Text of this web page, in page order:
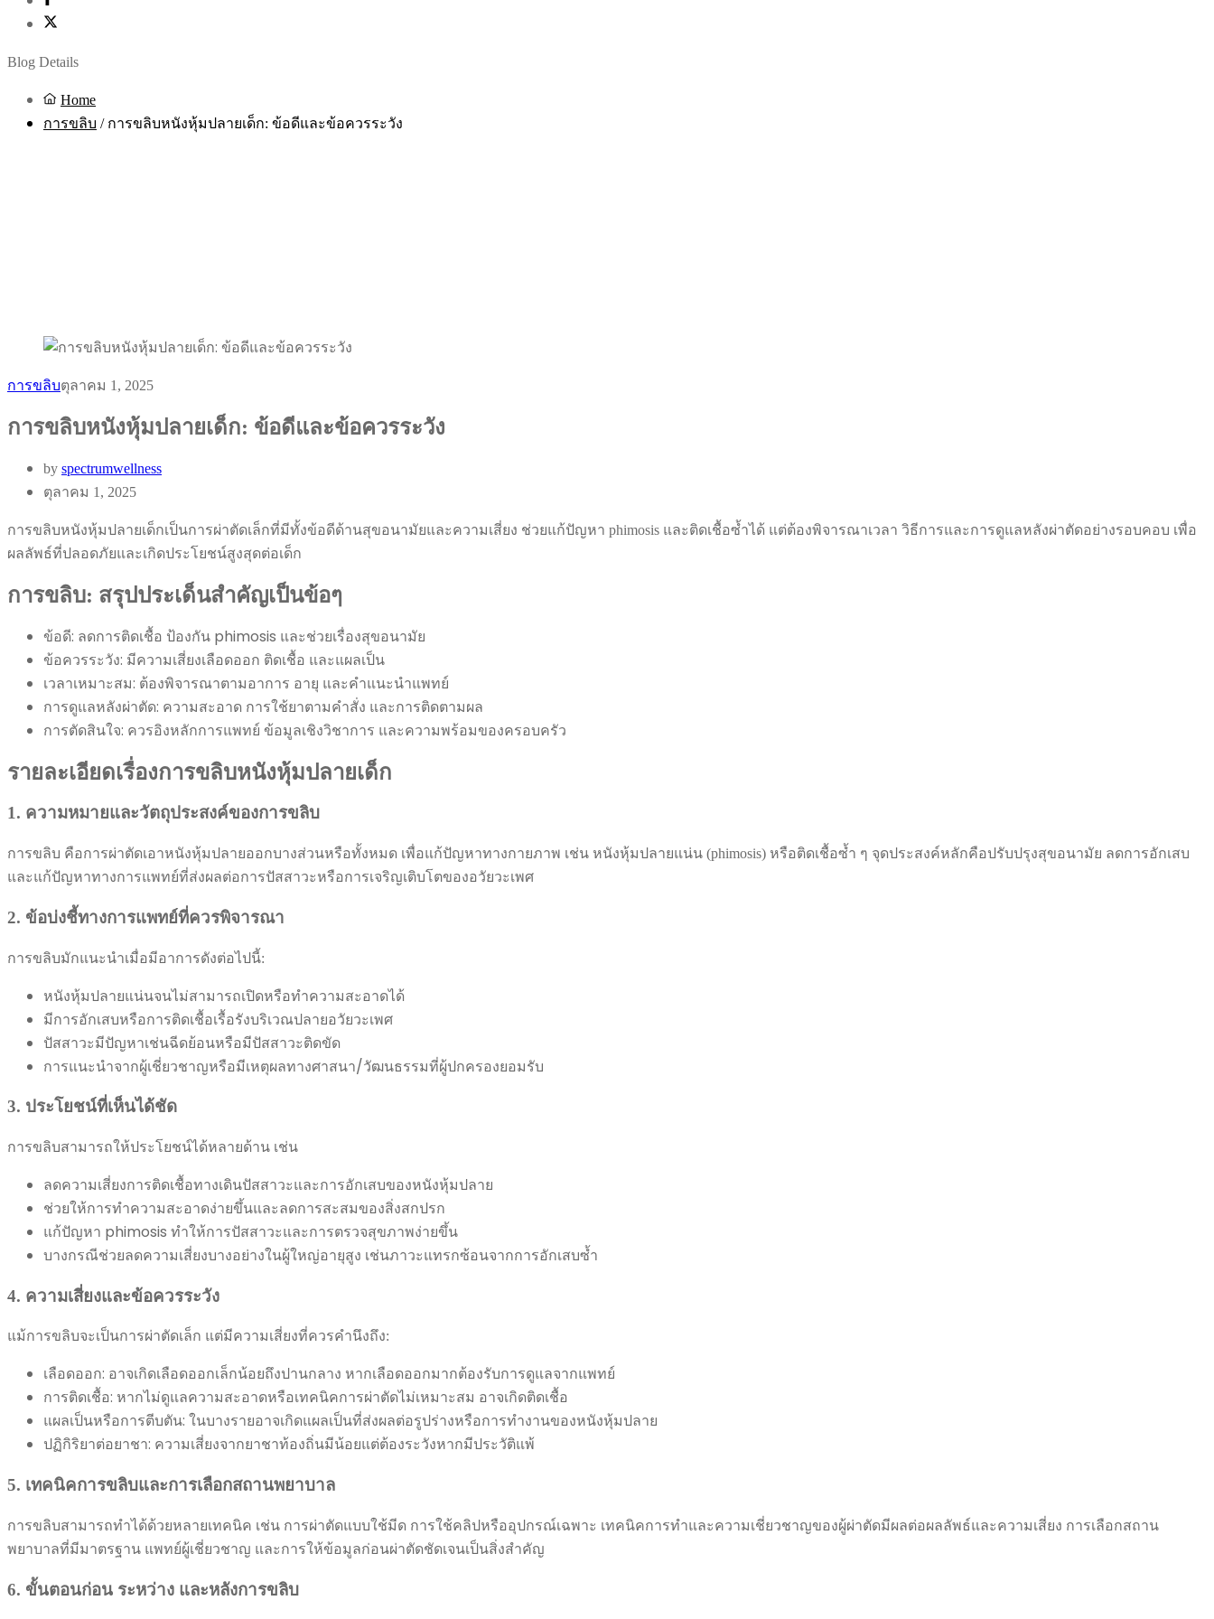
Blog Details
Home
การขลิบ / การขลิบหนังหุ้มปลายเด็ก: ข้อดีและข้อควรระวัง
การขลิบตุลาคม 1, 2025
การขลิบหนังหุ้มปลายเด็ก: ข้อดีและข้อควรระวัง
by spectrumwellness
ตุลาคม 1, 2025
การขลิบหนังหุ้มปลายเด็กเป็นการผ่าตัดเล็กที่มีทั้งข้อดีด้านสุขอนามัยและความเสี่ยง ช่วยแก้ปัญหา phimosis และติดเชื้อซ้ำได้ แต่ต้องพิจารณาเวลา วิธีการและการดูแลหลังผ่าตัดอย่างรอบคอบ เพื่อ
ผลลัพธ์ที่ปลอดภัยและเกิดประโยชน์สูงสุดต่อเด็ก
การขลิบ: สรุปประเด็นสำคัญเป็นข้อๆ
ข้อดี: ลดการติดเชื้อ ป้องกัน phimosis และช่วยเรื่องสุขอนามัย
ข้อควรระวัง: มีความเสี่ยงเลือดออก ติดเชื้อ และแผลเป็น
เวลาเหมาะสม: ต้องพิจารณาตามอาการ อายุ และคำแนะนำแพทย์
การดูแลหลังผ่าตัด: ความสะอาด การใช้ยาตามคำสั่ง และการติดตามผล
การตัดสินใจ: ควรอิงหลักการแพทย์ ข้อมูลเชิงวิชาการ และความพร้อมของครอบครัว
รายละเอียดเรื่องการขลิบหนังหุ้มปลายเด็ก
1. ความหมายและวัตถุประสงค์ของการขลิบ
การขลิบ คือการผ่าตัดเอาหนังหุ้มปลายออกบางส่วนหรือทั้งหมด เพื่อแก้ปัญหาทางกายภาพ เช่น หนังหุ้มปลายแน่น (phimosis) หรือติดเชื้อซ้ำ ๆ จุดประสงค์หลักคือปรับปรุงสุขอนามัย ลดการอักเสบ
และแก้ปัญหาทางการแพทย์ที่ส่งผลต่อการปัสสาวะหรือการเจริญเติบโตของอวัยวะเพศ
2. ข้อบ่งชี้ทางการแพทย์ที่ควรพิจารณา
การขลิบมักแนะนำเมื่อมีอาการดังต่อไปนี้:
หนังหุ้มปลายแน่นจนไม่สามารถเปิดหรือทำความสะอาดได้
มีการอักเสบหรือการติดเชื้อเรื้อรังบริเวณปลายอวัยวะเพศ
ปัสสาวะมีปัญหาเช่นฉีดย้อนหรือมีปัสสาวะติดขัด
การแนะนำจากผู้เชี่ยวชาญหรือมีเหตุผลทางศาสนา/วัฒนธรรมที่ผู้ปกครองยอมรับ
3. ประโยชน์ที่เห็นได้ชัด
การขลิบสามารถให้ประโยชน์ได้หลายด้าน เช่น
ลดความเสี่ยงการติดเชื้อทางเดินปัสสาวะและการอักเสบของหนังหุ้มปลาย
ช่วยให้การทำความสะอาดง่ายขึ้นและลดการสะสมของสิ่งสกปรก
แก้ปัญหา phimosis ทำให้การปัสสาวะและการตรวจสุขภาพง่ายขึ้น
บางกรณีช่วยลดความเสี่ยงบางอย่างในผู้ใหญ่อายุสูง เช่นภาวะแทรกซ้อนจากการอักเสบซ้ำ
4. ความเสี่ยงและข้อควรระวัง
แม้การขลิบจะเป็นการผ่าตัดเล็ก แต่มีความเสี่ยงที่ควรคำนึงถึง:
เลือดออก: อาจเกิดเลือดออกเล็กน้อยถึงปานกลาง หากเลือดออกมากต้องรับการดูแลจากแพทย์
การติดเชื้อ: หากไม่ดูแลความสะอาดหรือเทคนิคการผ่าตัดไม่เหมาะสม อาจเกิดติดเชื้อ
แผลเป็นหรือการตีบตัน: ในบางรายอาจเกิดแผลเป็นที่ส่งผลต่อรูปร่างหรือการทำงานของหนังหุ้มปลาย
ปฏิกิริยาต่อยาชา: ความเสี่ยงจากยาชาท้องถิ่นมีน้อยแต่ต้องระวังหากมีประวัติแพ้
5. เทคนิคการขลิบและการเลือกสถานพยาบาล
การขลิบสามารถทำได้ด้วยหลายเทคนิค เช่น การผ่าตัดแบบใช้มีด การใช้คลิปหรืออุปกรณ์เฉพาะ เทคนิคการทำและความเชี่ยวชาญของผู้ผ่าตัดมีผลต่อผลลัพธ์และความเสี่ยง การเลือกสถาน
พยาบาลที่มีมาตรฐาน แพทย์ผู้เชี่ยวชาญ และการให้ข้อมูลก่อนผ่าตัดชัดเจนเป็นสิ่งสำคัญ
6. ขั้นตอนก่อน ระหว่าง และหลังการขลิบ